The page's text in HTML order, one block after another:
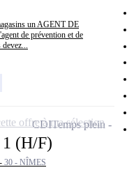
un AGENT DE
de prévention et de
1 (H/F)
30 - NÎMES
CDITemps plein
offre à ma sélection